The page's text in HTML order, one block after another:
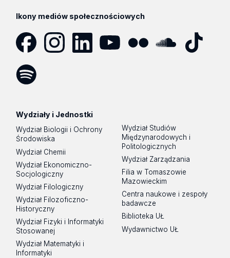
Ikony mediów społecznościowych
Wydziały i Jednostki
Wydział Biologii i Ochrony
Środowiska
Wydział Chemii
Wydział Ekonomiczno-
Socjologiczny
Wydział Filologiczny
Wydział Filozoficzno-
Historyczny
Wydział Fizyki i Informatyki
Stosowanej
Wydział Matematyki i
Informatyki
Wydział Studiów
Międzynarodowych i
Politologicznych
Wydział Zarządzania
Filia w Tomaszowie
Mazowieckim
Centra naukowe i zespoły
badawcze
Biblioteka UŁ
Wydawnictwo UŁ